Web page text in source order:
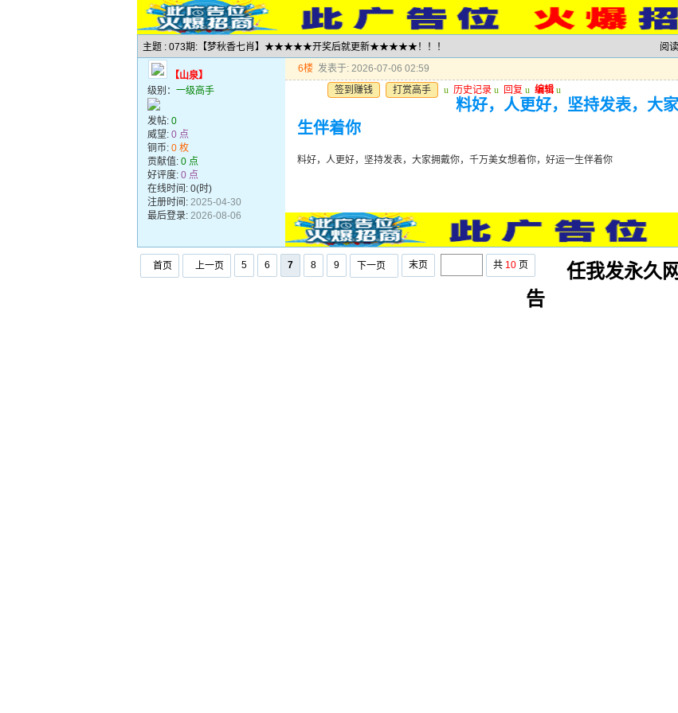
主题 : 073期:【梦秋香七肖】★★★★★开奖后就更新★★★★★！！！ 阅读
【山泉】
级别： 一级高手
发帖: 0
威望: 0 点
铜币: 0 枚
贡献值: 0 点
好评度: 0 点
在线时间: 0(时)
注册时间: 2025-04-30
最后登录: 2026-08-06
6楼 发表于: 2026-07-06 02:59
签到赚钱
打赏高手 u 历史记录 u 回复 u 编辑 u
料好，人更好，坚持发表，大
生伴着你
料好，人更好，坚持发表，大家拥戴你，千万美女想着你，好运一生伴着你
首页 上一页 5 6 7 8 9 下一页 末页 共 10 页 任我发永久
告